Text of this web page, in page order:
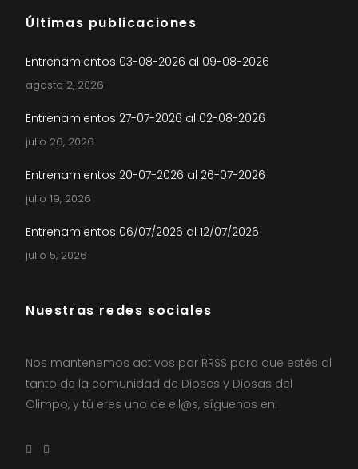
Últimas publicaciones
Entrenamientos 03-08-2026 al 09-08-2026
agosto 2, 2026
Entrenamientos 27-07-2026 al 02-08-2026
julio 26, 2026
Entrenamientos 20-07-2026 al 26-07-2026
julio 19, 2026
Entrenamientos 06/07/2026 al 12/07/2026
julio 5, 2026
Nuestras redes sociales
Nos mantenemos activos por RRSS para que estés al
tanto de la comunidad de Dioses y Diosas del
Olimpo, y tú eres uno de ell@s, síguenos en: